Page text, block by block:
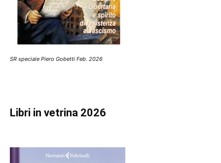
SR speciale Piero Gobetti Feb. 2026
Libri in vetrina 2026